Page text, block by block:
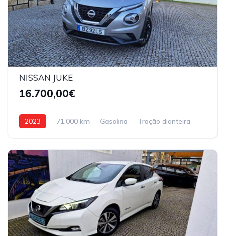
NISSAN JUKE
16.700,00€
2023 71.000 km Gasolina Tração dianteira